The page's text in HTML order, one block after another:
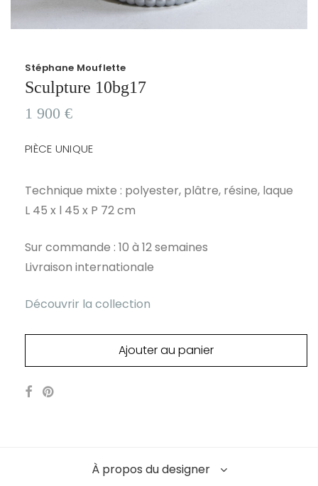
Stéphane Mouflette
Sculpture 10bg17
1 900 €
PIÈCE UNIQUE
Technique mixte : polyester, plâtre, résine, laque
L 45 x l 45 x P 72 cm
Sur commande : 10 à 12 semaines
Livraison internationale
Découvrir la collection
Ajouter au panier
À propos du designer